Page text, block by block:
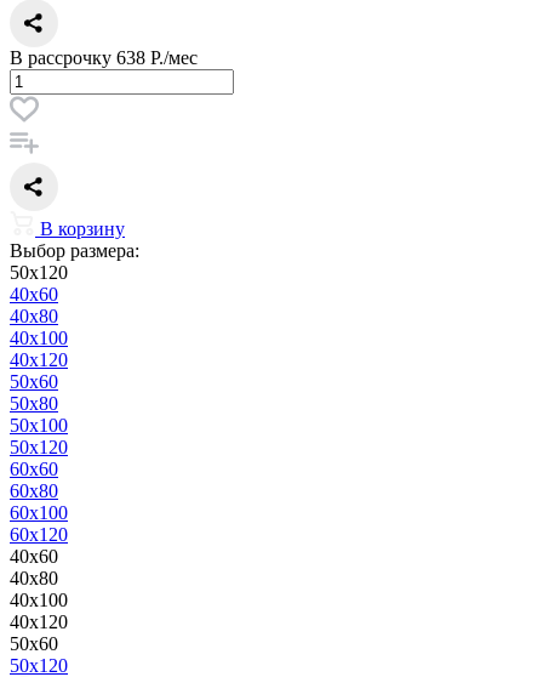
В рассрочку 638 Р./мес
В корзину
Выбор размера:
50x120
40x60
40x80
40x100
40x120
50x60
50x80
50x100
50x120
60x60
60x80
60x100
60x120
40x60
40x80
40x100
40x120
50x60
50x120